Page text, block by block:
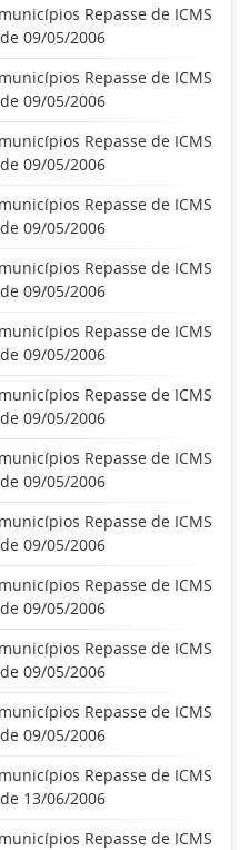
Repasse de ICMS
09/05/2006
Repasse de ICMS
09/05/2006
Repasse de ICMS
09/05/2006
Repasse de ICMS
09/05/2006
Repasse de ICMS
09/05/2006
Repasse de ICMS
09/05/2006
Repasse de ICMS
09/05/2006
Repasse de ICMS
09/05/2006
Repasse de ICMS
09/05/2006
Repasse de ICMS
09/05/2006
Repasse de ICMS
09/05/2006
Repasse de ICMS
09/05/2006
Repasse de ICMS
13/06/2006
Repasse de ICMS